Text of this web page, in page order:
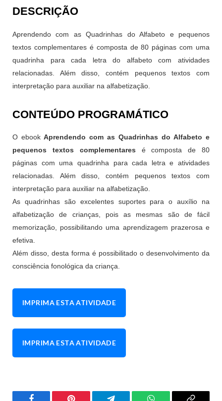
DESCRIÇÃO
Aprendendo com as Quadrinhas do Alfabeto e pequenos
textos complementares é composta de 80 páginas com uma
quadrinha para cada letra do alfabeto com atividades
relacionadas. Além disso, contém pequenos textos com
interpretação para auxiliar na alfabetização.
CONTEÚDO PROGRAMÁTICO
O ebook Aprendendo com as Quadrinhas do Alfabeto e
pequenos textos complementares é composta de 80
páginas com uma quadrinha para cada letra e atividades
relacionadas. Além disso, contém pequenos textos com
interpretação para auxiliar na alfabetização.
As quadrinhas são excelentes suportes para o auxílio na
alfabetização de crianças, pois as mesmas são de fácil
memorização, possibilitando uma aprendizagem prazerosa e
efetiva.
Além disso, desta forma é possibilitado o desenvolvimento da
consciência fonológica da criança.
IMPRIMA ESTA ATIVIDADE
IMPRIMA ESTA ATIVIDADE